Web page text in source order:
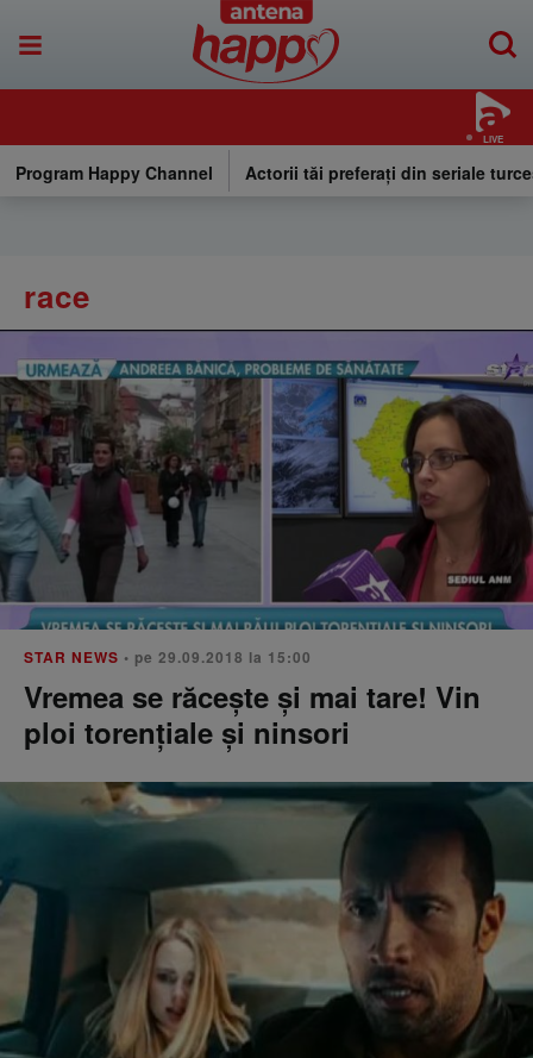
LIVE
Program Happy Channel Actorii tăi preferați din seriale
race
STAR NEWS • pe 29.09.2018 la 15:00
Vremea se răcește și mai tare! Vin
ploi torențiale și ninsori